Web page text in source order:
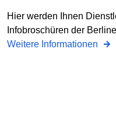
Hier werden Ihnen
Infobroschüren der
Weitere Informationen